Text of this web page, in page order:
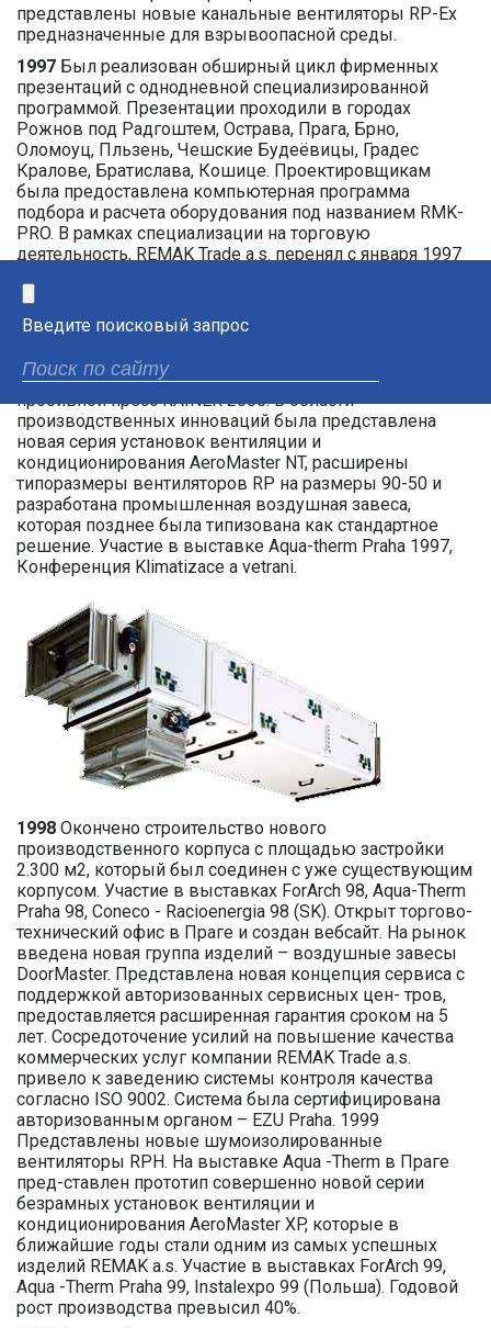
Введите поисковый запрос
представлены новые канальные вентиляторы RP-Ex
предназначенные для взрывоопасной среды.
1997 Был реализован обширный цикл фирменных
презентаций с однодневной специализированной
программой. Презентации проходили в городах
Рожнов под Радгоштем, Острава, Прага, Брно,
Оломоуц, Пльзень, Чешские Будеёвицы, Градес
Кралове, Братислава, Кошице. Проектировщикам
была предоставлена компьютерная программа
подбора и расчета оборудования под названием RMK-
PRO. В рамках специализации на торговую
деятельность, REMAK Trade a.s. перенял с января 1997
деятельность в рамках холдинга REMAK. В то время
усиливается внедрение на восточные рынки: Украину,
Латвию и Россию. Построен новый отгрузочный склад
объемом более 600 m3, закуплен автоматический CNC
пробивной пресс RAINER 2000. В области
производственных инноваций была представлена
новая серия установок вентиляции и
кондиционирования AeroMaster NT, расширены
типоразмеры вентиляторов RP на размеры 90-50 и
разработана промышленная воздушная завеса,
которая позднее была типизована как стандартное
решение. Участие в выставке Aqua-therm Praha 1997,
Конференция Klimatizace a vetrani.
1998 Окончено строительство нового
производственного корпуса с площадью застройки
2.300 м2, который был соединен с уже существующим
корпусом. Участие в выставках ForArch 98, Aqua-Therm
Praha 98, Coneco - Racioenergia 98 (SK). Открыт торгово-
технический офис в Праге и создан вебсайт. На рынок
введена новая группа изделий – воздушные завесы
DoorMaster. Представлена новая концепция сервиса с
поддержкой авторизованных сервисных цен- тров,
предоставляется расширенная гарантия сроком на 5
лет. Сосредоточение усилий на повышение качества
коммерческих услуг компании REMAK Trade a.s.
привело к заведению системы контроля качества
согласно ISO 9002. Система была сертифицирована
авторизованным органом – EZU Praha. 1999
Представлены новые шумоизолированные
вентиляторы RPH. На выставке Aqua -Therm в Праге
пред-ставлен прототип совершенно новой серии
безрамных установок вентиляции и
кондиционирования AeroMaster XP, которые в
ближайшие годы стали одним из самых успешных
изделий REMAK a.s. Участие в выставках ForArch 99,
Aqua -Therm Praha 99, Instalexpo 99 (Польша). Годовой
рост производства превысил 40%.